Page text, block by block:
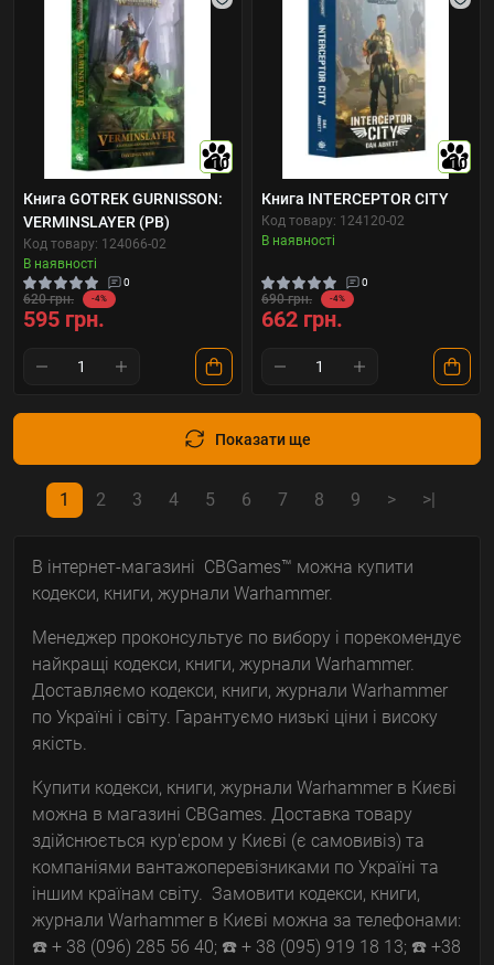
10
Книга GOTREK GURNISSON:
VERMINSLAYER (PB)
Код товару: 124066-02
В наявності
0
620 грн. -4%
595 грн.
10
Книга INTERCEPTOR CITY
Код товару: 124120-02
В наявності
0
690 грн. -4%
662 грн.
Показати ще
1 2 3 4 5 6 7 8 9 > >|
В інтернет-магазині CBGames™ можна купити
кодекси, книги, журнали Warhammer.
Менеджер проконсультує по вибору і порекомендує
найкращі кодекси, книги, журнали Warhammer.
Доставляємо кодекси, книги, журнали Warhammer
по Україні і світу. Гарантуємо низькі ціни і високу
якість.
Купити кодекси, книги, журнали Warhammer в Києві
можна в магазині CBGames. Доставка товару
здійснюється кур'єром у Києві (є самовивіз) та
компаніями вантажоперевізниками по Україні та
іншим країнам світу. Замовити кодекси, книги,
журнали Warhammer в Києві можна за телефонами:
☎️ + 38 (096) 285 56 40; ☎️ + 38 (095) 919 18 13; ☎️ +38